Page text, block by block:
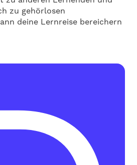
zu gehörlosen
deine Lernreise bereichern